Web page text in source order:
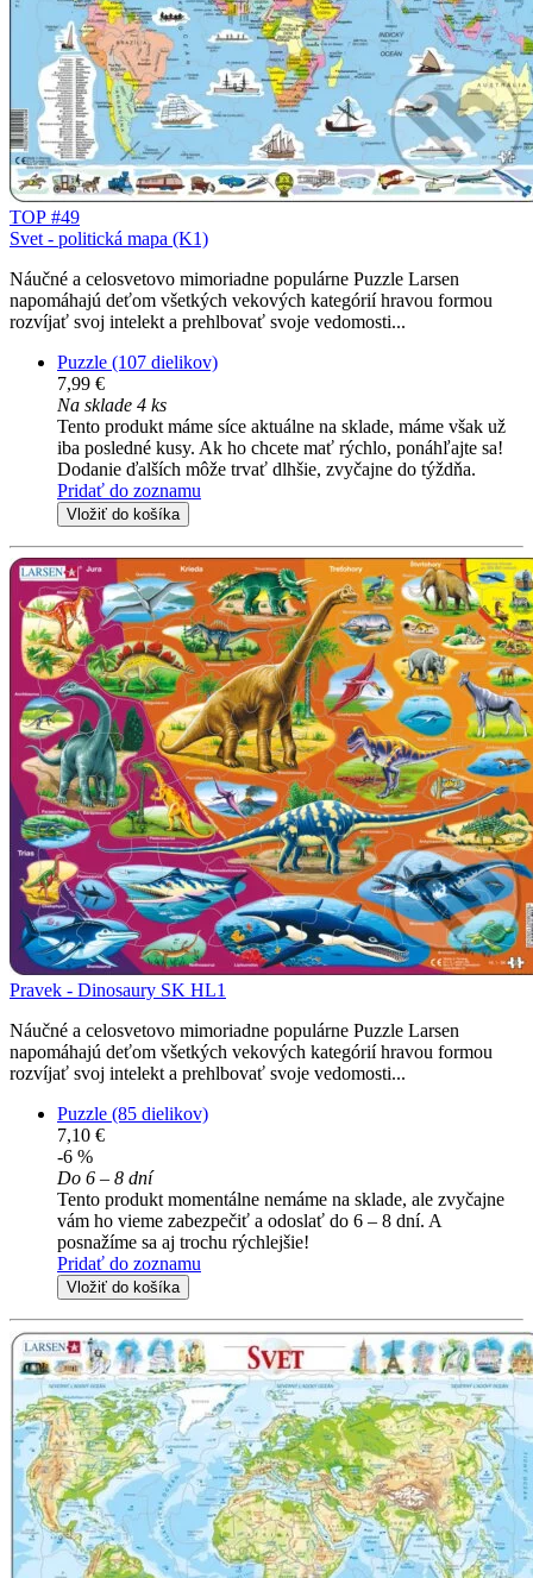
TOP #49
Svet - politická mapa (K1)
Náučné a celosvetovo mimoriadne populárne Puzzle Larsen
napomáhajú deťom všetkých vekových kategórií hravou formou
rozvíjať svoj intelekt a prehlbovať svoje vedomosti...
Puzzle (107 dielikov)
7,99 €
Na sklade 4 ks
Tento produkt máme síce aktuálne na sklade, máme však už
iba posledné kusy. Ak ho chcete mať rýchlo, ponáhľajte sa!
Dodanie ďalších môže trvať dlhšie, zvyčajne do týždňa.
Pridať do zoznamu
Vložiť do košíka
Pravek - Dinosaury SK HL1
Náučné a celosvetovo mimoriadne populárne Puzzle Larsen
napomáhajú deťom všetkých vekových kategórií hravou formou
rozvíjať svoj intelekt a prehlbovať svoje vedomosti...
Puzzle (85 dielikov)
7,10 €
-6 %
Do 6 – 8 dní
Tento produkt momentálne nemáme na sklade, ale zvyčajne
vám ho vieme zabezpečiť a odoslať do 6 – 8 dní. A
posnažíme sa aj trochu rýchlejšie!
Pridať do zoznamu
Vložiť do košíka